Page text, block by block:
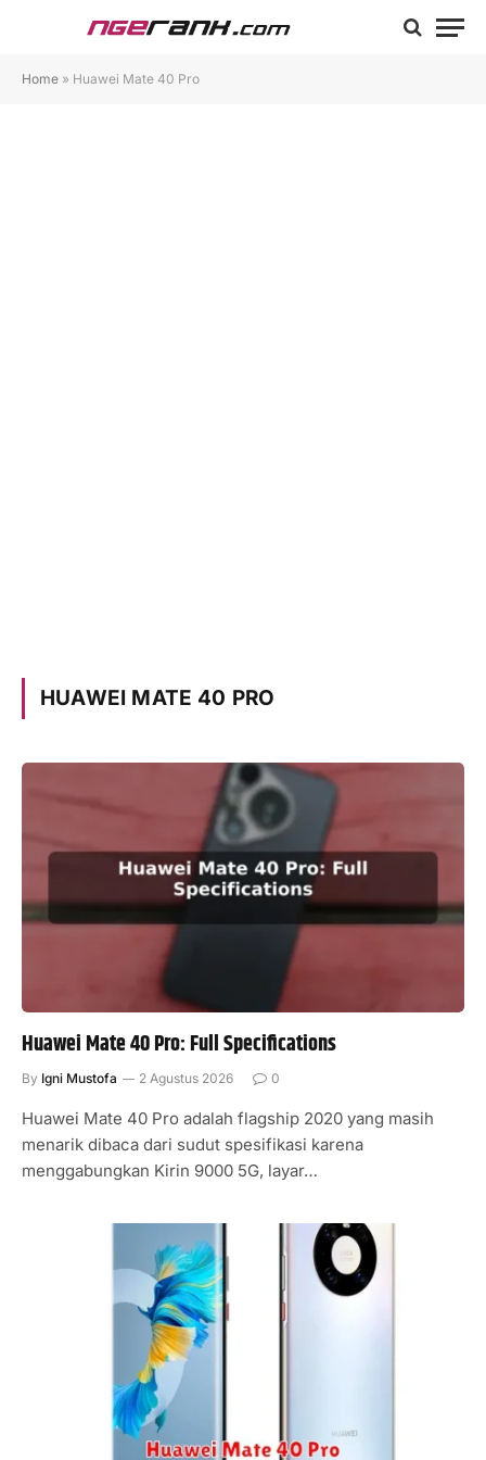
Home » Huawei Mate 40 Pro
HUAWEI MATE 40 PRO
Huawei Mate 40 Pro: Full Specifications
By Igni Mustofa 2 Agustus 2026 0
Huawei Mate 40 Pro adalah flagship 2020 yang masih
menarik dibaca dari sudut spesifikasi karena
menggabungkan Kirin 9000 5G, layar…